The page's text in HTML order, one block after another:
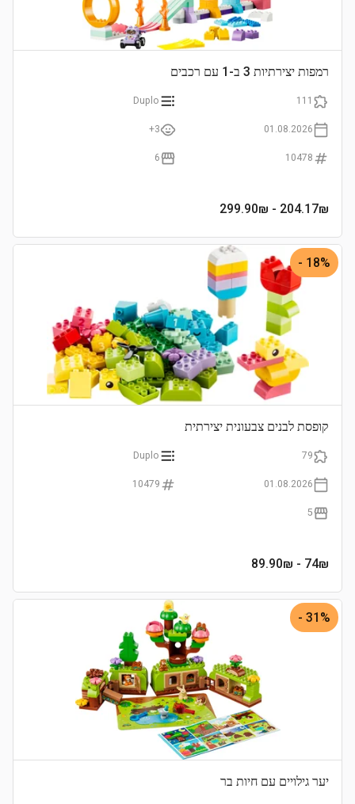
רמפות יצירתיות 3 ב-1 עם רכבים
111
Duplo
01.08.2026
3+
10478
6
204.17₪
- 299.90₪
18% -
קופסת לבנים צבעונית יצירתית
79
Duplo
01.08.2026
10479
5
74₪
- 89.90₪
31% -
יער גילויים עם חיות בר